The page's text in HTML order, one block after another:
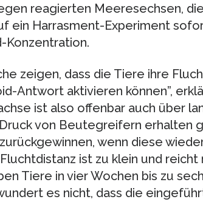
reagierten Meeresechsen,
ein Harrasment-Experiment
Konzentration.
zeigen, dass die Tiere ihre
Antwort aktivieren können”,
ist also offenbar auch über
von Beutegreifern erhalten
wenn diese
ist zu klein und reicht
Tiere in vier Wochen bis zu
es nicht, dass die